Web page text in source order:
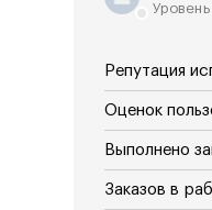
Уровень
Репутация
Оценок
Выполнено
Заказов в